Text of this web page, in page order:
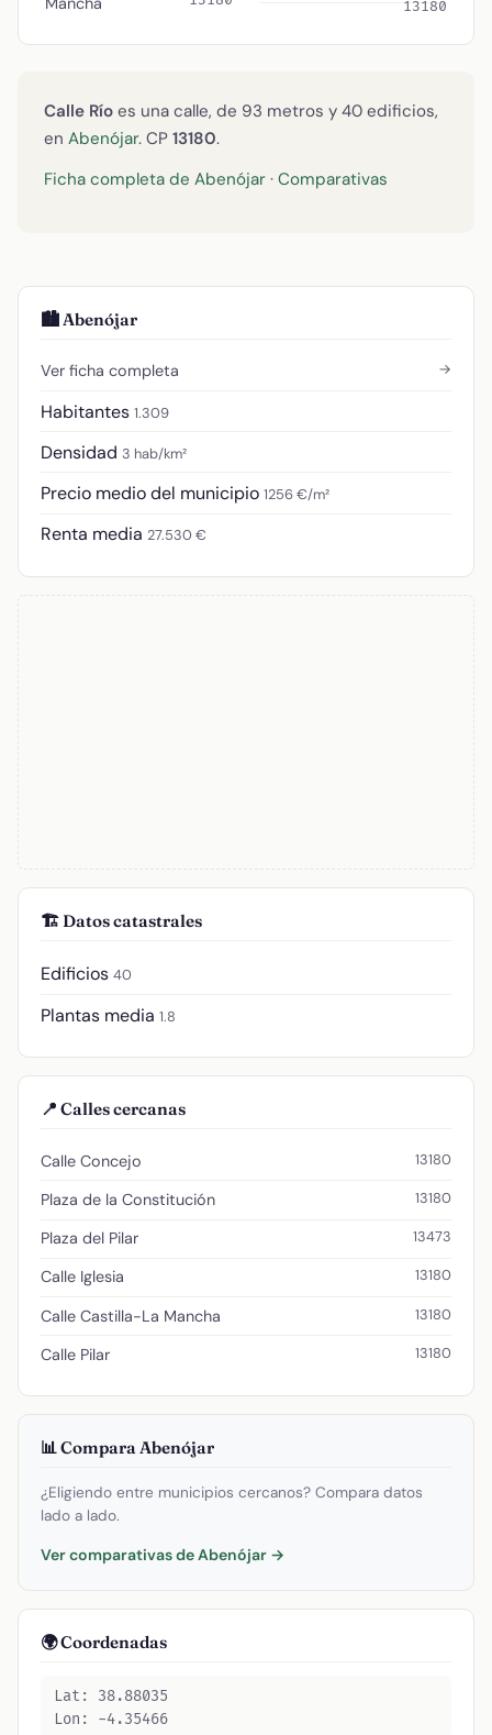
13180
Calle Río es una calle, de 93 metros y 40 edificios,
en Abenójar. CP 13180.
Ficha completa de Abenójar · Comparativas
🏙️ Abenójar
Ver ficha completa →
Habitantes 1.309
Densidad 3 hab/km²
Precio medio del municipio 1256 €/m²
Renta media 27.530 €
🏗️ Datos catastrales
Edificios 40
Plantas media 1.8
📍 Calles cercanas
Calle Concejo 13180
Plaza de la Constitución 13180
Plaza del Pilar 13473
Calle Iglesia 13180
Calle Castilla-La Mancha 13180
Calle Pilar 13180
📊 Compara Abenójar
¿Eligiendo entre municipios cercanos? Compara datos
lado a lado.
Ver comparativas de Abenójar →
🌍 Coordenadas
Lat: 38.88035
Lon: -4.35466